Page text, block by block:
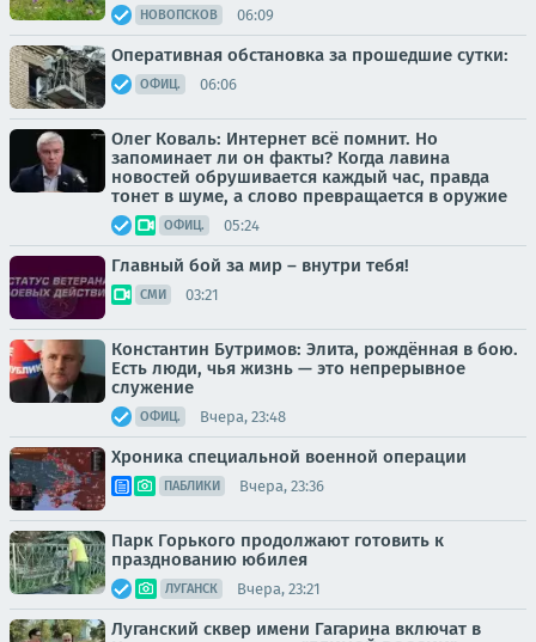
НОВОПСКОВ 06:09
Оперативная обстановка за прошедшие сутки:
ОФИЦ. 06:06
Олег Коваль: Интернет всё помнит. Но
запоминает ли он факты? Когда лавина
новостей обрушивается каждый час, правда
тонет в шуме, а слово превращается в оружие
ОФИЦ. 05:24
Главный бой за мир – внутри тебя!
СМИ 03:21
Константин Бутримов: Элита, рождённая в бою.
Есть люди, чья жизнь — это непрерывное
служение
ОФИЦ. Вчера, 23:48
Хроника специальной военной операции
ПАБЛИКИ Вчера, 23:36
Парк Горького продолжают готовить к
празднованию юбилея
ЛУГАНСК Вчера, 23:21
Луганский сквер имени Гагарина включат в